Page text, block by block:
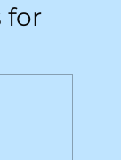
for